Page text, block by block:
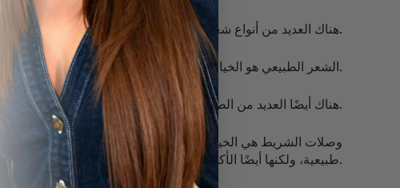
هناك العديد من أنواع شعر الإكستنشن المختلفة المتاحة في افضل محلات بيع شعر مستعار في الجبيل ، بما في ذلك الشعر الطبيعي والاصطناعي.
الشعر الطبيعي هو الخيار الأكثر تكلفة، ولكنه أيضًا الأكثر طبيعية. الشعر الاصطناعي أقل تكلفة، ولكنه قد لا يكون واقعيًا تمامًا.
هناك أيضًا العديد من الطرق المختلفة لتطبيق شعر الإكستنشن، بما في ذلك وصلات الشريط ووصلات الدبابيس ووصلات الكيراتين.
وصلات الشريط هي الخيار الأكثر سهولة في التطبيق، ولكنها قد لا
طبيعية، ولكنها أيضًا الأكثر تكلفة.